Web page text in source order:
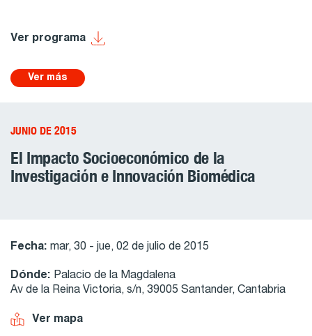
Ver programa
Ver más
JUNIO DE 2015
El Impacto Socioeconómico de la
Investigación e Innovación Biomédica
Fecha: mar, 30 - jue, 02 de julio de 2015
Dónde: Palacio de la Magdalena
Av de la Reina Victoria, s/n, 39005 Santander, Cantabria
Ver mapa